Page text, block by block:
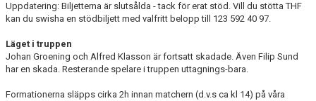
Uppdatering: Biljetterna är slutsålda - tack för erat stöd. Vill du stötta THF
kan du swisha en stödbiljett med valfritt belopp till 123 592 40 97.
Läget i truppen
Johan Groening och Alfred Klasson är fortsatt skadade. Även Filip Sund
har en skada. Resterande spelare i truppen uttagnings-bara.
Formationerna släpps cirka 2h innan matchern (d.v.s ca kl 14) på våra